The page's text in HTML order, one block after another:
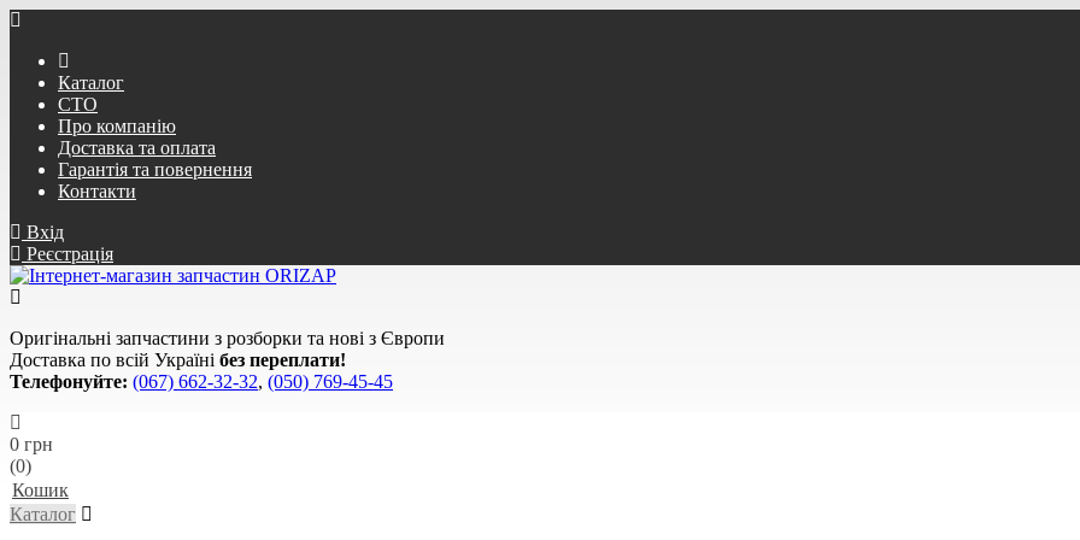
Каталог
СТО
Про компанію
Доставка та оплата
Гарантія та повернення
Контакти
Вхід
Реєстрація
Оригінальні запчастини з розборки та нові з Європи
Доставка по всій Україні без переплати!
Телефонуйте: (067) 662-32-32, (050) 769-45-45
0 грн
(0)
Кошик
Каталог